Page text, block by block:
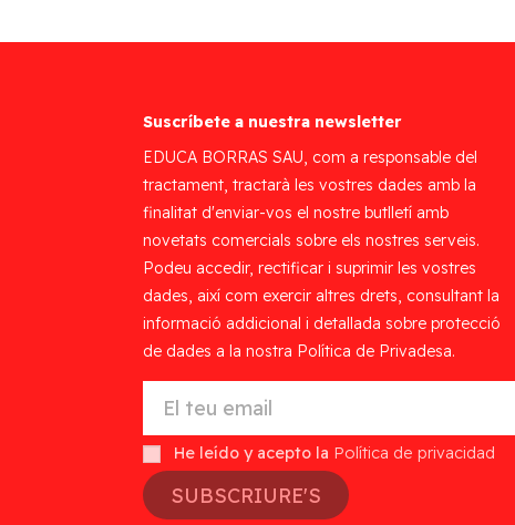
Suscríbete a nuestra newsletter
EDUCA BORRAS SAU, com a responsable del
tractament, tractarà les vostres dades amb la
finalitat d'enviar-vos el nostre butlletí amb
novetats comercials sobre els nostres serveis.
Podeu accedir, rectificar i suprimir les vostres
dades, així com exercir altres drets, consultant la
informació addicional i detallada sobre protecció
de dades a la nostra Política de Privadesa.
He leído y acepto la Política de privacidad
SUBSCRIURE'S